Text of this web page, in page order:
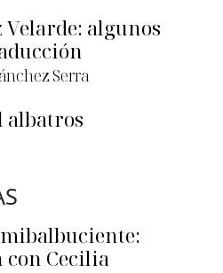
Velarde: algunos
Serra
albatros
con Cecilia